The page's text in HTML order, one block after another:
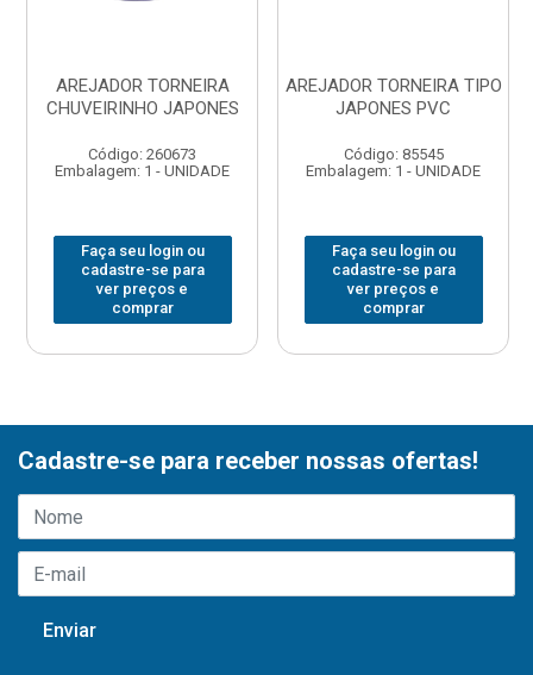
AREJADOR TORNEIRA
CHUVEIRINHO JAPONES
Código: 260673
Embalagem: 1 - UNIDADE
Faça seu login ou
cadastre-se para
ver preços e
comprar
AREJADOR TORNEIRA TIPO
JAPONES PVC
Código: 85545
Embalagem: 1 - UNIDADE
Faça seu login ou
cadastre-se para
ver preços e
comprar
Cadastre-se para receber nossas ofertas!